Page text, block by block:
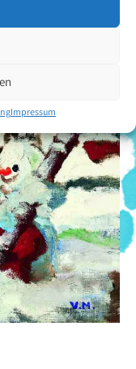
Impressum